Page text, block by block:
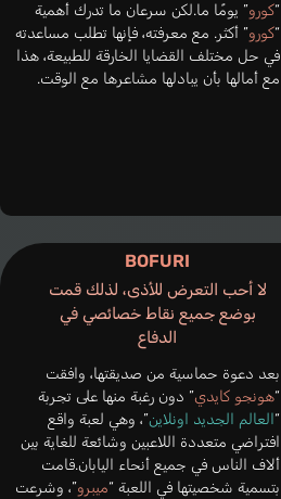
“كورو” يومًا ما.لكن سرعان ما تدرك أهمية
“كورو” أكثر. مع معرفته، فإنها تطلب مساعدته
في حل مختلف القضايا الخارقة للطبيعة، هذا
مع أمالها بأن يبادلها مشاعرها مع الوقت.
BOFURI
لا أحب التعرض للأذى، لذلك قمت
بوضع جميع نقاط خصائصي في
الدفاع
بعد دعوة حماسية من صديقتها، وافقت
“هونجو كايدي” دون رغبة منها على تجربة
“العالم الجديد اونلاين”، وهي لعبة واقع
افتراضي متعددة اللاعبين وشائعة للغاية بين
ألاف الناس في جميع أنحاء اليابان.قامت
بتسمية شخصيتها في اللعبة “ميبرو”، وشرعت